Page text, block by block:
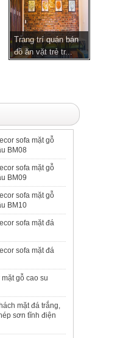
Trang trí quán bán
đồ ăn vặt trẻ tr...
sofa mặt gỗ
BM08
sofa mặt gỗ
BM09
sofa mặt gỗ
BM10
sofa mặt đá
sofa mặt đá
gỗ cao su
mặt đá trắng,
sơn tĩnh điện